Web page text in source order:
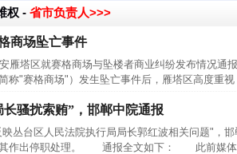
权 - 省市负责人>>>
商场坠亡事件
塔区就赛格商场与坠楼者商业纠纷发布情况
称"赛格商场"）发生坠亡事件后，雁塔区高度重
骚扰索贿”，邯郸中院通报
台区人民法院执行局局长郭红波相关问题"，邯
其作出停职处理。 通报全文如下： 此前媒体